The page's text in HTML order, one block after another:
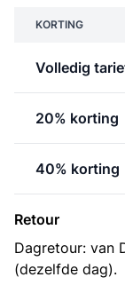
KORTING
Volledig
20% korting
40% korting
Retour
Dagretour: van
(dezelfde dag).